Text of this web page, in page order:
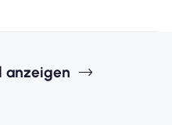
anzeigen